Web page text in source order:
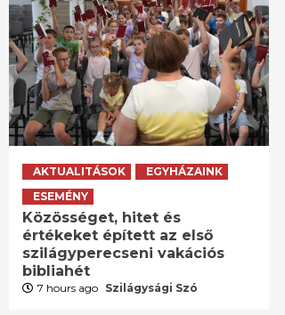
AKTUALITÁSOK
EGYHÁZAINK
ESEMÉNY
Közösséget, hitet és
értékeket épített az első
szilágyperecseni vakációs
bibliahét
7 hours ago Szilágysági Szó